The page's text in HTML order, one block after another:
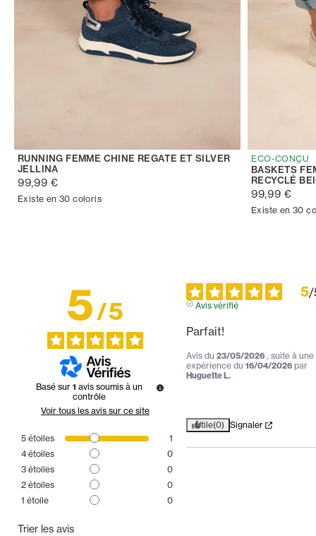
RUNNING FEMME CHINE REGATE ET SILVER
JELLINA
99,99 €
Existe en 30 coloris
ECO-CONÇU
BASKETS
RECYCLÉ
99,99 €
Existe en 30
5/5
Basé sur 1 avis soumis à un
contrôle
Voir tous les avis sur ce site
5 étoiles
1
4étoiles
0
3 étoiles
0
2 étoiles
0
1 étoile 0
Trier les avis
5/
Avis vérifié
Parfait!
Avis du23/05/2026 , suite à une
expérience du16/04/2026 par
Huguette L.
Utile(0) Signaler